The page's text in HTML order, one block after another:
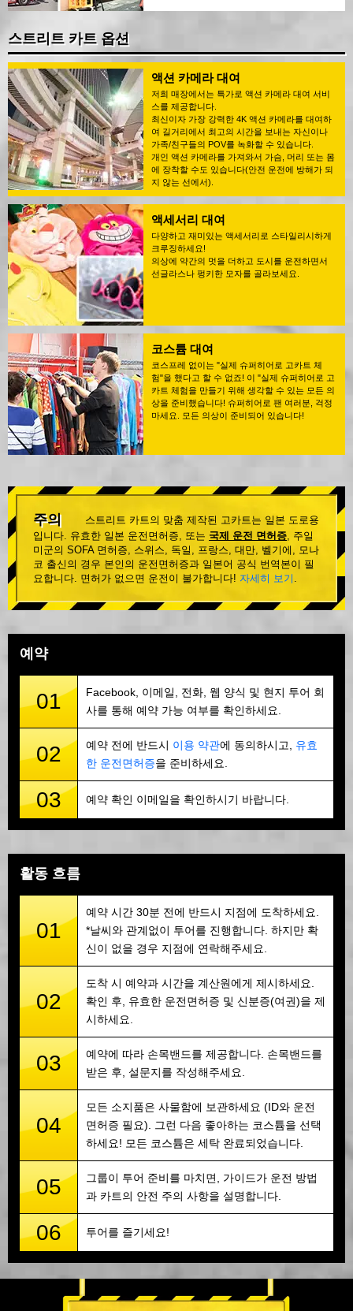
스트리트 카트 옵션
액션 카메라 대여
저희 매장에서는 특가로 액션 카메라 대여 서비
스를 제공합니다.
최신이자 가장 강력한 4K 액션 카메라를 대여하
여 길거리에서 최고의 시간을 보내는 자신이나
가족/친구들의 POV를 녹화할 수 있습니다.
개인 액션 카메라를 가져와서 가슴, 머리 또는 몸
에 장착할 수도 있습니다(안전 운전에 방해가 되
지 않는 선에서).
액세서리 대여
다양하고 재미있는 액세서리로 스타일리시하게
크루징하세요!
의상에 약간의 멋을 더하고 도시를 운전하면서
선글라스나 펑키한 모자를 골라보세요.
코스튬 대여
코스프레 없이는 "실제 슈퍼히어로 고카트 체
험"을 했다고 할 수 없죠! 이 "실제 슈퍼히어로 고
카트 체험을 만들기 위해 생각할 수 있는 모든 의
상을 준비했습니다! 슈퍼히어로 팬 여러분, 걱정
마세요. 모든 의상이 준비되어 있습니다!
주의
스트리트 카트의 맞춤 제작된 고카트는 일본 도로용
입니다. 유효한 일본 운전면허증, 또는 국제 운전 면허증, 주일
미군의 SOFA 면허증, 스위스, 독일, 프랑스, 대만, 벨기에, 모나
코 출신의 경우 본인의 운전면허증과 일본어 공식 번역본이 필
요합니다. 면허가 없으면 운전이 불가합니다! 자세히 보기 .
예약
01
Facebook, 이메일, 전화, 웹 양식 및 현지 투어 회
사를 통해 예약 가능 여부를 확인하세요.
02 예약 전에 반드시 이용 약관에 동의하시고, 유효
한 운전면허증을 준비하세요.
03 예약 확인 이메일을 확인하시기 바랍니다.
활동 흐름
01
예약 시간 30분 전에 반드시 지점에 도착하세요.
*날씨와 관계없이 투어를 진행합니다. 하지만 확
신이 없을 경우 지점에 연락해주세요.
02
도착 시 예약과 시간을 계산원에게 제시하세요.
확인 후, 유효한 운전면허증 및 신분증(여권)을 제
시하세요.
03
예약에 따라 손목밴드를 제공합니다. 손목밴드를
받은 후, 설문지를 작성해주세요.
04
모든 소지품은 사물함에 보관하세요 (ID와 운전
면허증 필요). 그런 다음 좋아하는 코스튬을 선택
하세요! 모든 코스튬은 세탁 완료되었습니다.
05
그룹이 투어 준비를 마치면, 가이드가 운전 방법
과 카트의 안전 주의 사항을 설명합니다.
06 투어를 즐기세요!